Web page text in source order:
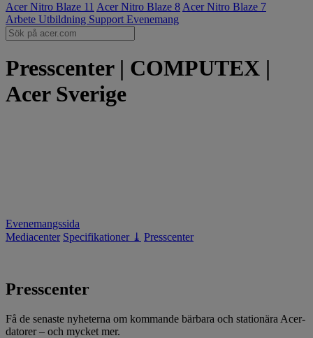
Acer Nitro Blaze 11 Acer Nitro Blaze 8 Acer Nitro Blaze 7
Arbete Utbildning Support Evenemang
Presscenter | COMPUTEX |
Acer Sverige
Evenemangssida
Mediacenter Specifikationer ⤓ Presscenter
Presscenter
Få de senaste nyheterna om kommande bärbara och stationära Acer-
datorer – och mycket mer.